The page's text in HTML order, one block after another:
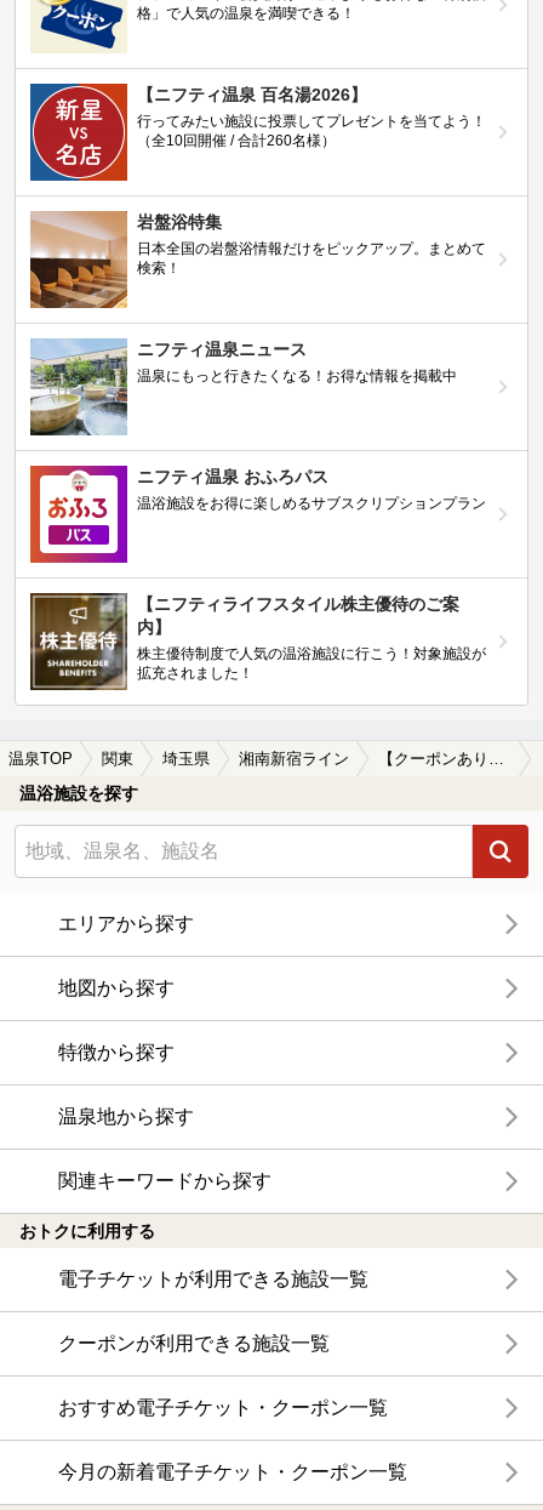
格」で人気の温泉を満喫できる！
【ニフティ温泉 百名湯2026】
行ってみたい施設に投票してプレゼントを当てよう！
（全10回開催 / 合計260名様）
岩盤浴特集
日本全国の岩盤浴情報だけをピックアップ。まとめて
検索！
ニフティ温泉ニュース
温泉にもっと行きたくなる！お得な情報を掲載中
ニフティ温泉 おふろパス
温浴施設をお得に楽しめるサブスクリプションプラン
【ニフティライフスタイル株主優待のご案
内】
株主優待制度で人気の温浴施設に行こう！対象施設が
拡充されました！
温泉TOP 関東 埼玉県 湘南新宿ライン
温浴施設を探す
エリアから探す
地図から探す
特徴から探す
温泉地から探す
関連キーワードから探す
おトクに利用する
電子チケットが利用できる施設一覧
クーポンが利用できる施設一覧
おすすめ電子チケット・クーポン一覧
今月の新着電子チケット・クーポン一覧